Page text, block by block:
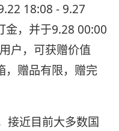
18:08 - 9.27
金，并于9.28 00:00
户，可获赠价值
，赠品有限，赠完
接近目前大多数国